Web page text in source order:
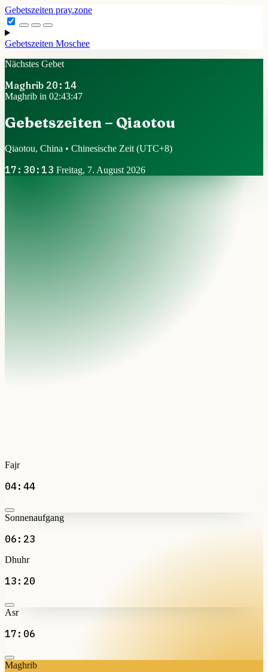
Gebetszeiten pray.zone
Gebetszeiten Moschee
Nächstes Gebet
Maghrib 20:14
Maghrib in 02:43:47
Gebetszeiten – Qiaotou
Qiaotou, China • Chinesische Zeit (UTC+8)
17:30:13 Freitag, 7. August 2026
Fajr
04:44
Sonnenaufgang
06:23
Dhuhr
13:20
Asr
17:06
Maghrib